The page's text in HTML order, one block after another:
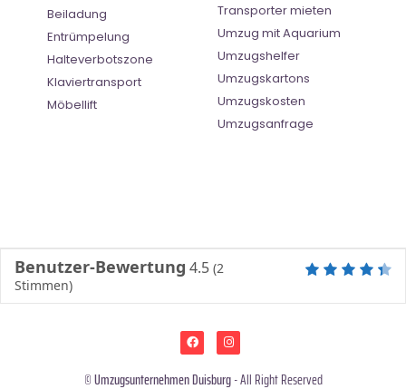
Beiladung
Entrümpelung
Halteverbotszone
Klaviertransport
Möbellift
Transporter mieten
Umzug mit Aquarium
Umzugshelfer
Umzugskartons
Umzugskosten
Umzugsanfrage
Benutzer-Bewertung 4.5 (2
Stimmen)
©Umzugsunternehmen Duisburg- All Right Reserved